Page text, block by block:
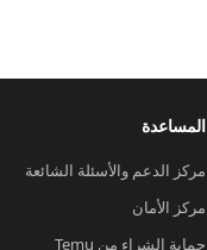
المساعدة
مركز الدعم والأسئلة الشائعة
مركز الأمان
حماية الشراء من Temu